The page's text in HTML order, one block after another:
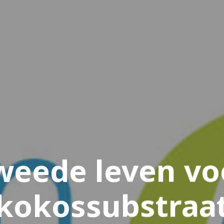
leven